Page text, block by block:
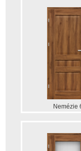
Nemézie